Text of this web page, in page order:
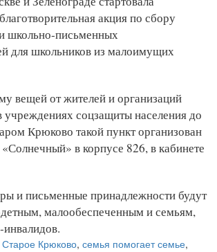
акция по сбору
школьно-письменных
для школьников из малоимущих
вещей от жителей и организаций
учреждениях соцзащиты населения до
Крюково такой пункт организован
в корпусе 826, в кабинете
и письменные принадлежности будут
малообеспеченным и семьям,
Старое Крюково, семья помогает семье,